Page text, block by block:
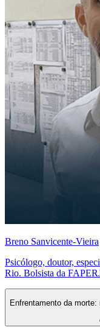
Breno Sanvicente-Vieira
Psicólogo, doutor,
Rio. Bolsista da
Enfrentamento da